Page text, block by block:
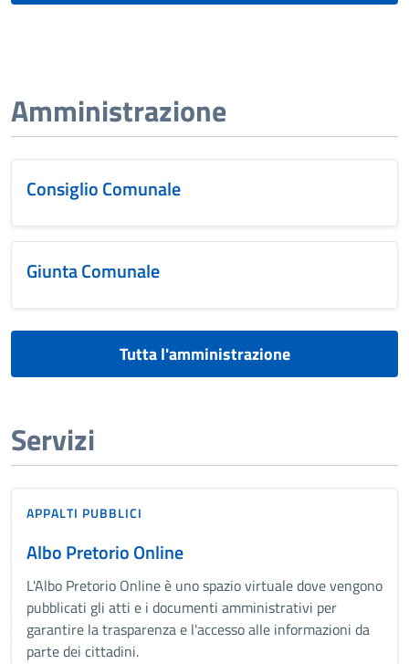
Amministrazione
Consiglio Comunale
Giunta Comunale
Tutta l'amministrazione
Servizi
APPALTI PUBBLICI
Albo Pretorio Online
L'Albo Pretorio Online è uno spazio virtuale dove vengono
pubblicati gli atti e i documenti amministrativi per
garantire la trasparenza e l'accesso alle informazioni da
parte dei cittadini.